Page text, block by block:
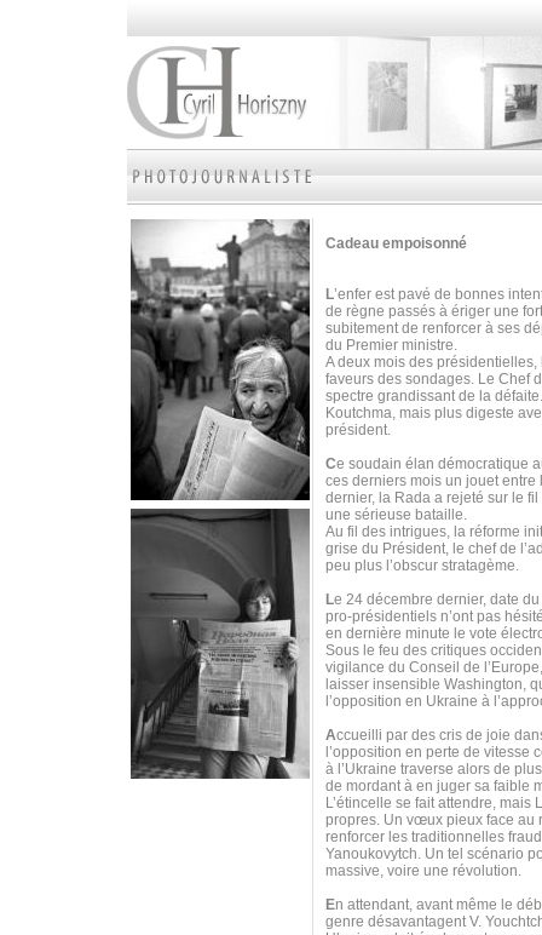
Cadeau empoisonné
L’enfer est pavé de bonnes
de règne passés à ériger une
subitement de renforcer à ses
du Premier ministre.
A deux mois des
faveurs des sondages. Le Chef
spectre grandissant de la
Koutchma, mais plus digeste
président.
Ce soudain élan démocratique
ces derniers mois un jouet
dernier, la Rada a rejeté sur le
une sérieuse bataille.
Au fil des intrigues, la réforme
grise du Président, le chef de
peu plus l’obscur stratagème.
Le 24 décembre dernier, date
pro-présidentiels n’ont pas
en dernière minute le vote
Sous le feu des critiques
vigilance du Conseil de
laisser insensible Washington,
l’opposition en Ukraine à
Accueilli par des cris de joie
l’opposition en perte de
à l’Ukraine traverse alors de
de mordant à en juger sa faible
L’étincelle se fait attendre,
propres. Un vœux pieux face au
renforcer les traditionnelles
Yanoukovytch. Un tel scénario
massive, voire une révolution.
En attendant, avant même le
genre désavantagent V.